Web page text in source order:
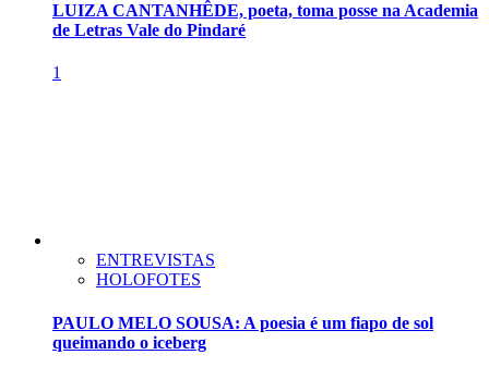
LUIZA CANTANHÊDE, poeta, toma posse na Academia
de Letras Vale do Pindaré
1
ENTREVISTAS
HOLOFOTES
PAULO MELO SOUSA: A poesia é um fiapo de sol
queimando o iceberg